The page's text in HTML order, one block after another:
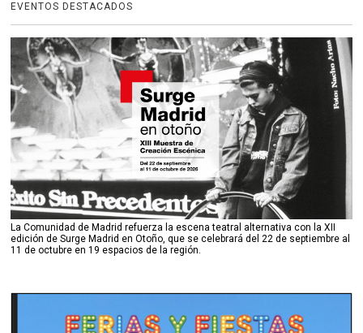
EVENTOS DESTACADOS
La Comunidad de Madrid refuerza la escena teatral alternativa con la XII
edición de Surge Madrid en Otoño, que se celebrará del 22 de septiembre al
11 de octubre en 19 espacios de la región.